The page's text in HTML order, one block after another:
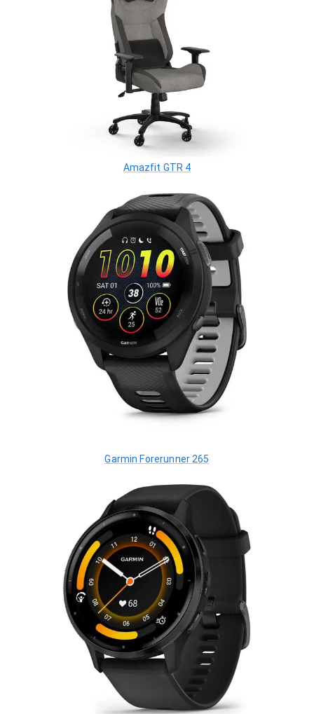
Amazfit GTR 4
Garmin Forerunner 265